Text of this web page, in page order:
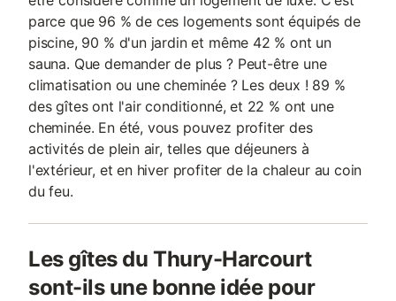
parce que 96 % de ces logements sont équipés de
piscine, 90 % d'un jardin et même 42 % ont un
sauna. Que demander de plus ? Peut-être une
climatisation ou une cheminée ? Les deux ! 89 %
des gîtes ont l'air conditionné, et 22 % ont une
cheminée. En été, vous pouvez profiter des
activités de plein air, telles que déjeuners à
l'extérieur, et en hiver profiter de la chaleur au coin
du feu.
Les gîtes du Thury-Harcourt
sont-ils une bonne idée pour